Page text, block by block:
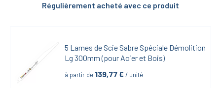
Régulièrement acheté avec ce produit
5 Lames de Scie Sabre Spéciale Démolition
Lg 300mm (pour Acier et Bois)
à partir de 139,77 € / unité